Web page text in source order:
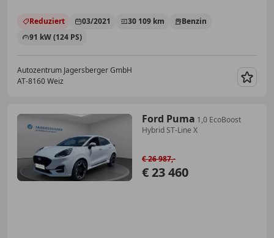
Reduziert 03/2021 30 109 km
Benzin
91 kW (124 PS)
Autozentrum Jagersberger GmbH
AT-8160 Weiz
Ford Puma 1,0 EcoBoost
Hybrid ST-Line X
€ 23 460
€ 26 987,-